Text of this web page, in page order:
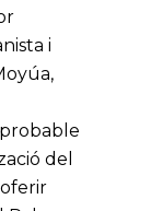
i
del